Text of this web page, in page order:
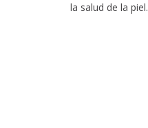
la salud de la piel.